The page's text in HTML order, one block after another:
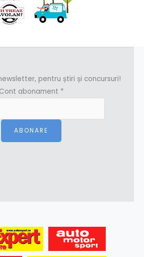
pentru știri și concursuri!
Cont abonament *
ABONARE